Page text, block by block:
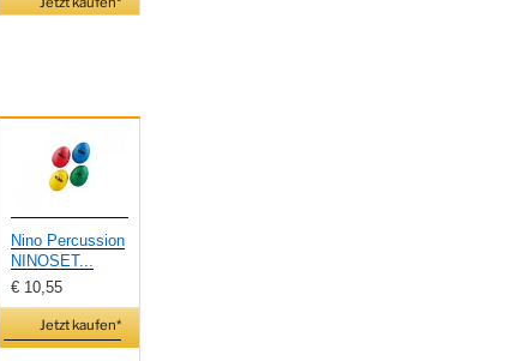
Nino Percussion
NINOSET...
€ 10,55
Jetzt kaufen*